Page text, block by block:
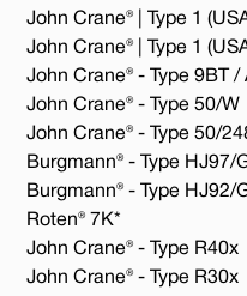
John Crane® | Type 1
John Crane® | Type 1
John Crane® - Type 9BT /
John Crane® - Type 50/W
John Crane® - Type 50/
Burgmann® - Type HJ97/
Burgmann® - Type HJ92/
Roten® 7K*
John Crane® - Type R40x
John Crane® - Type R30x